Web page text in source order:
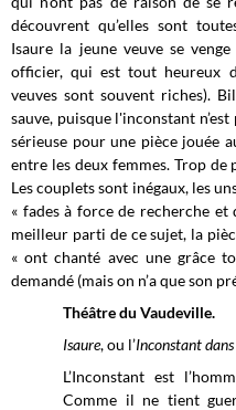
découvrent qu’elles sont
Isaure la jeune veuve se
officier, qui est tout heureux
veuves sont souvent riches).
sauve, puisque l'inconstant
sérieuse pour une pièce jouée
entre les deux femmes. Trop
Les couplets sont inégaux, les
« fades à force de recherche
meilleur parti de ce sujet, la
« ont chanté avec une grâce
demandé (mais on n’a que son
Théâtre du Vaudeville.
Isaure, ou l’Inconstant
L’Inconstant est
Comme il ne tient